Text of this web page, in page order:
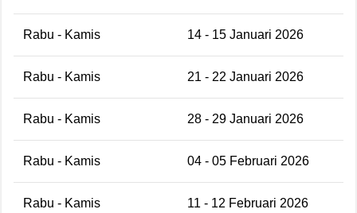
Rabu - Kamis 14 - 15 Januari 2026
Rabu - Kamis 21 - 22 Januari 2026
Rabu - Kamis 28 - 29 Januari 2026
Rabu - Kamis 04 - 05 Februari 2026
Rabu - Kamis 11 - 12 Februari 2026